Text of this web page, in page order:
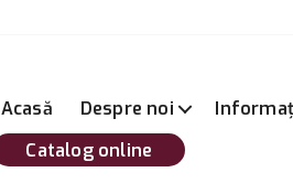
Acasă Despre noi
Catalog online